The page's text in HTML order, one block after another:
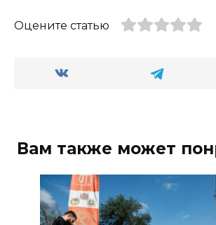
Оцените статью
Вам также может